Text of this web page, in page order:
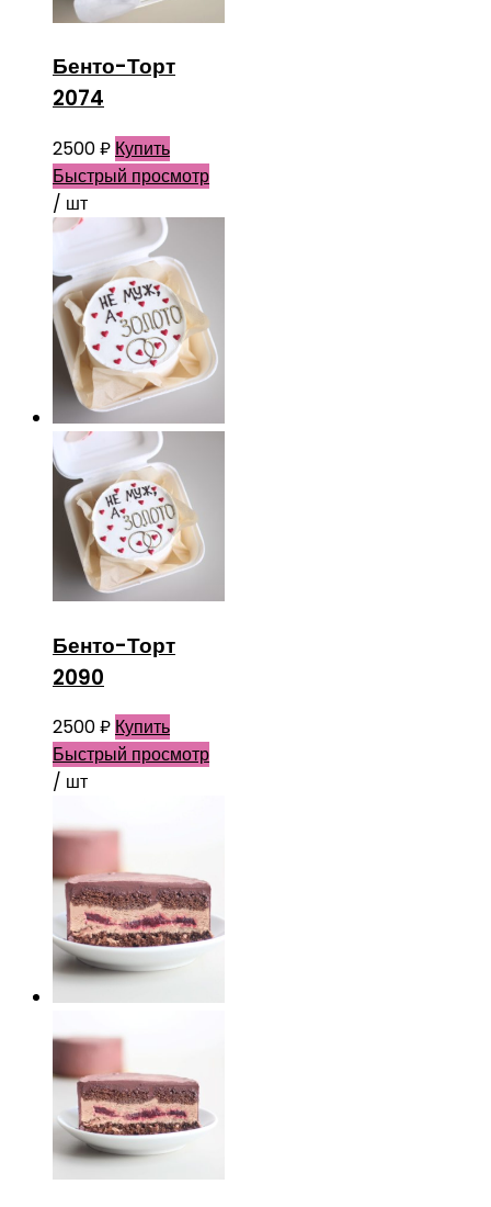
Бенто-Торт
2074
2500₽ Купить
Быстрый просмотр
/ шт
Бенто-Торт
2090
2500₽ Купить
Быстрый просмотр
/ шт